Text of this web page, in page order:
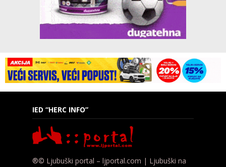
IED “HERC INFO”
®© Ljubuški portal – ljportal.com | Ljubuški na